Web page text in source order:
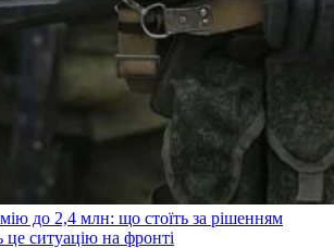
до 2,4 млн: що стоїть за рішенням
це ситуацію на фронті